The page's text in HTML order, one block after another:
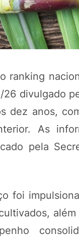
ranking
divulgado
dez anos,
As
pela
foi